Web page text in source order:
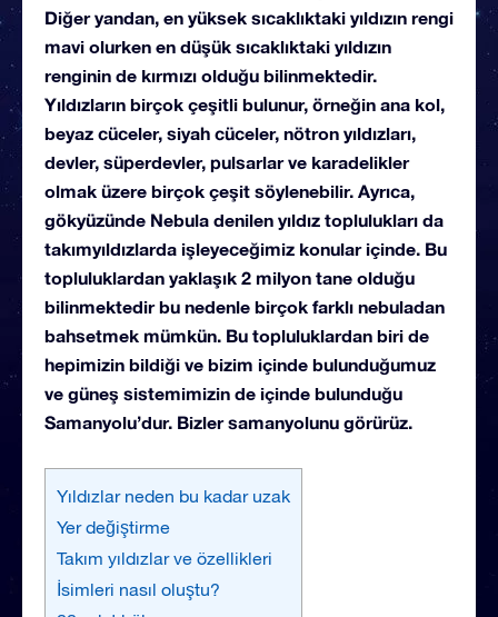
Diğer yandan, en yüksek sıcaklıktaki yıldızın rengi
mavi olurken en düşük sıcaklıktaki yıldızın
renginin de kırmızı olduğu bilinmektedir.
Yıldızların birçok çeşitli bulunur, örneğin ana kol,
beyaz cüceler, siyah cüceler, nötron yıldızları,
devler, süperdevler, pulsarlar ve karadelikler
olmak üzere birçok çeşit söylenebilir. Ayrıca,
gökyüzünde Nebula denilen yıldız toplulukları da
takımyıldızlarda işleyeceğimiz konular içinde. Bu
topluluklardan yaklaşık 2 milyon tane olduğu
bilinmektedir bu nedenle birçok farklı nebuladan
bahsetmek mümkün. Bu topluluklardan biri de
hepimizin bildiği ve bizim içinde bulunduğumuz
ve güneş sistemimizin de içinde bulunduğu
Samanyolu’dur. Bizler samanyolunu görürüz.
Yıldızlar neden bu kadar uzak
Yer değiştirme
Takım yıldızlar ve özellikleri
İsimleri nasıl oluştu?